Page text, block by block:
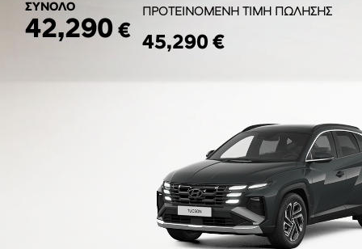
ΠΡΟΤΕΙΝΟΜΕΝΗ ΤΙΜΗ ΠΩΛΗΣΗΣ
45,290 €
ΣΥΝΟΛΟ
42,290 €